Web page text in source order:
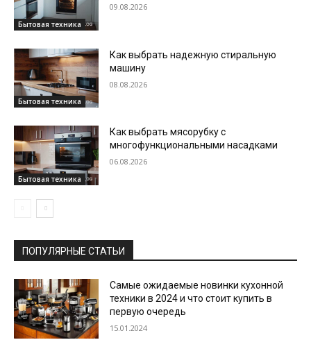
Бытовая техника
09.08.2026
Бытовая техника
Как выбрать надежную стиральную
машину
08.08.2026
Бытовая техника
Как выбрать мясорубку с
многофункциональными насадками
06.08.2026
ПОПУЛЯРНЫЕ СТАТЬИ
Самые ожидаемые новинки кухонной
техники в 2024 и что стоит купить в
первую очередь
15.01.2024